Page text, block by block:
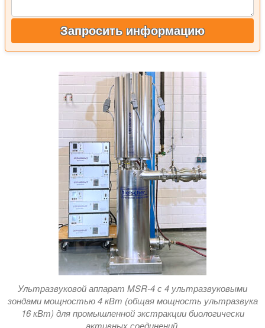
Запросить информацию
Ультразвуковой аппарат MSR-4 с 4 ультразвуковыми
зондами мощностью 4 кВт (общая мощность ультразвука
16 кВт) для промышленной экстракции биологически
активных соединений.